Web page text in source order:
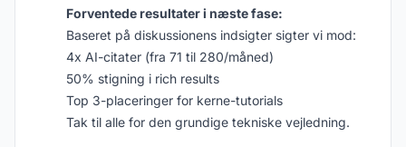
Forventede resultater i næste fase:
Baseret på diskussionens indsigter sigter vi mod:
4x AI-citater (fra 71 til 280/måned)
50% stigning i rich results
Top 3-placeringer for kerne-tutorials
Tak til alle for den grundige tekniske vejledning.